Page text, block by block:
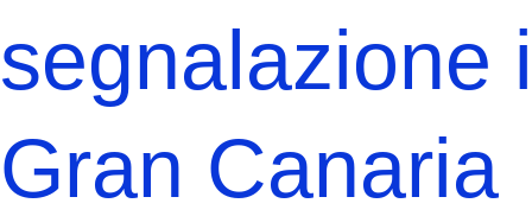
segnalazione
Gran Canaria